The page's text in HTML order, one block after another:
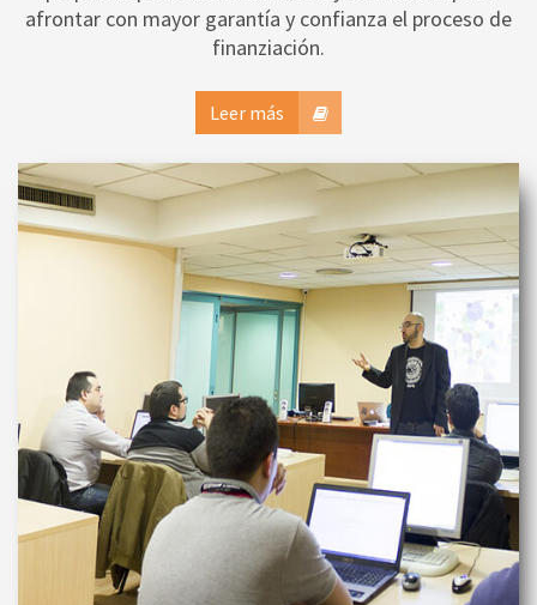
afrontar con mayor garantía y confianza el proceso de
finanziación.
Leer más